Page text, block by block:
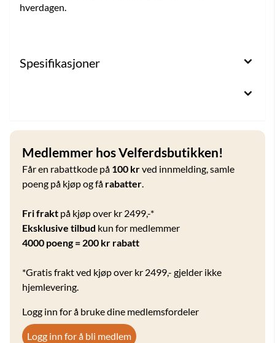
hverdagen.
Spesifikasjoner
Medlemmer hos Velferdsbutikken!
Får en rabattkode på 100 krved innmelding, samle
poeng på kjøp og få rabatter
Fri frakt på kjøp over kr 2499,-*
Eksklusive tilbud kun for medlemmer
4000 poeng = 200 kr rabatt
*Gratis frakt ved kjøp over kr 2499,- gjelder ikke
hjemlevering.
Logg inn for å bruke dine medlemsfordeler
Logg inn for å bli medlem